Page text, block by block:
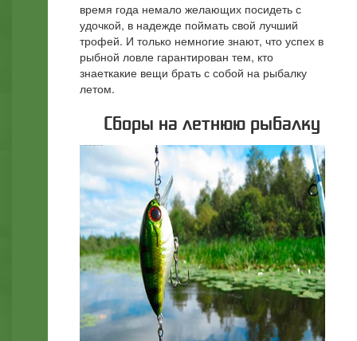
время года немало желающих посидеть с
удочкой, в надежде поймать свой лучший
трофей. И только немногие знают, что успех в
рыбной ловле гарантирован тем, кто
знаеткакие вещи брать с собой на рыбалку
летом.
Сборы на летнюю рыбалку